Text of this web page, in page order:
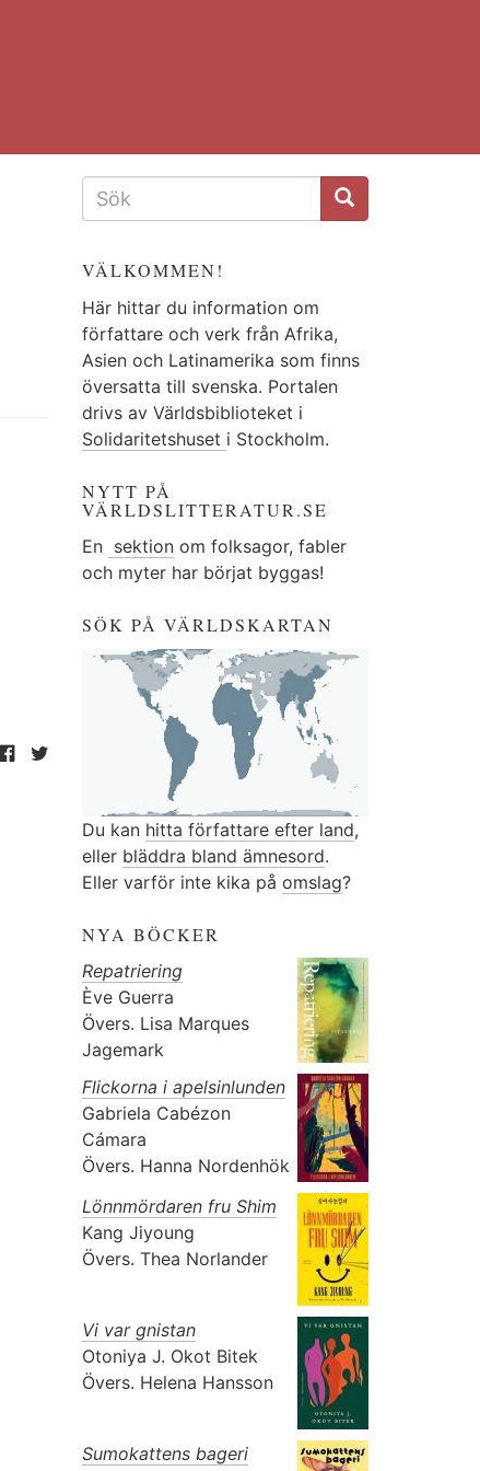
SÖKFORMULÄR
VÄLKOMMEN!
Här hittar du information om
författare och verk från Afrika,
Asien och Latinamerika som finns
översatta till svenska. Portalen
drivs av Världsbiblioteket i
Solidaritetshuset i Stockholm.
NYTT PÅ
VÄRLDSLITTERATUR.SE
En sektionom folksagor, fabler
och myter har börjat byggas!
SÖK PÅ VÄRLDSKARTAN
Du kan hitta författare efter land,
eller bläddra bland ämnesord.
Eller varför inte kika på omslag?
NYA BÖCKER
Repatriering
Ève Guerra
Övers. Lisa Marques
Jagemark
Flickorna i apelsinlunden
Gabriela Cabézon
Cámara
Övers. Hanna Nordenhök
Lönnmördaren fru Shim
Kang Jiyoung
Övers. Thea Norlander
Vi var gnistan
Otoniya J. Okot Bitek
Övers. Helena Hansson
Sumokattens bageri